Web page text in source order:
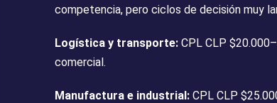
competencia, pero ciclos de decisión muy
Logística y transporte: CPL CLP
comercial.
Manufactura e industrial: CPL CLP